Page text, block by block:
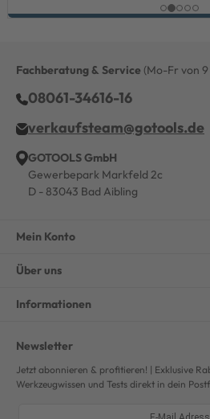
Fachberatung & Service (Mo-Fr von 9
08061-34616-16
verkaufsteam@gotools.de
GOTOOLS GmbH
Gewerbepark Markfeld 2c
D - 83043 Bad Aibling
Mein Konto
Über uns
Informationen
Newsletter
Jetzt abonnieren & profitieren! | Exklusive
Werkzeugwissen und Tests direkt in dein